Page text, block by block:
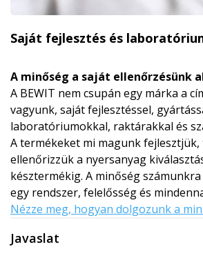
Saját fejlesztés és
A minőség a saját ellenőrzésünk
A BEWIT nem csupán egy márka a
vagyunk, saját fejlesztéssel,
laboratóriumokkal, raktárakkal és
A termékeket mi magunk fejlesztjük,
ellenőrizzük a nyersanyag
késztermékig. A minőség számunkra
egy rendszer, felelősség és
Nézze meg, hogyan dolgozunk a
Javaslat